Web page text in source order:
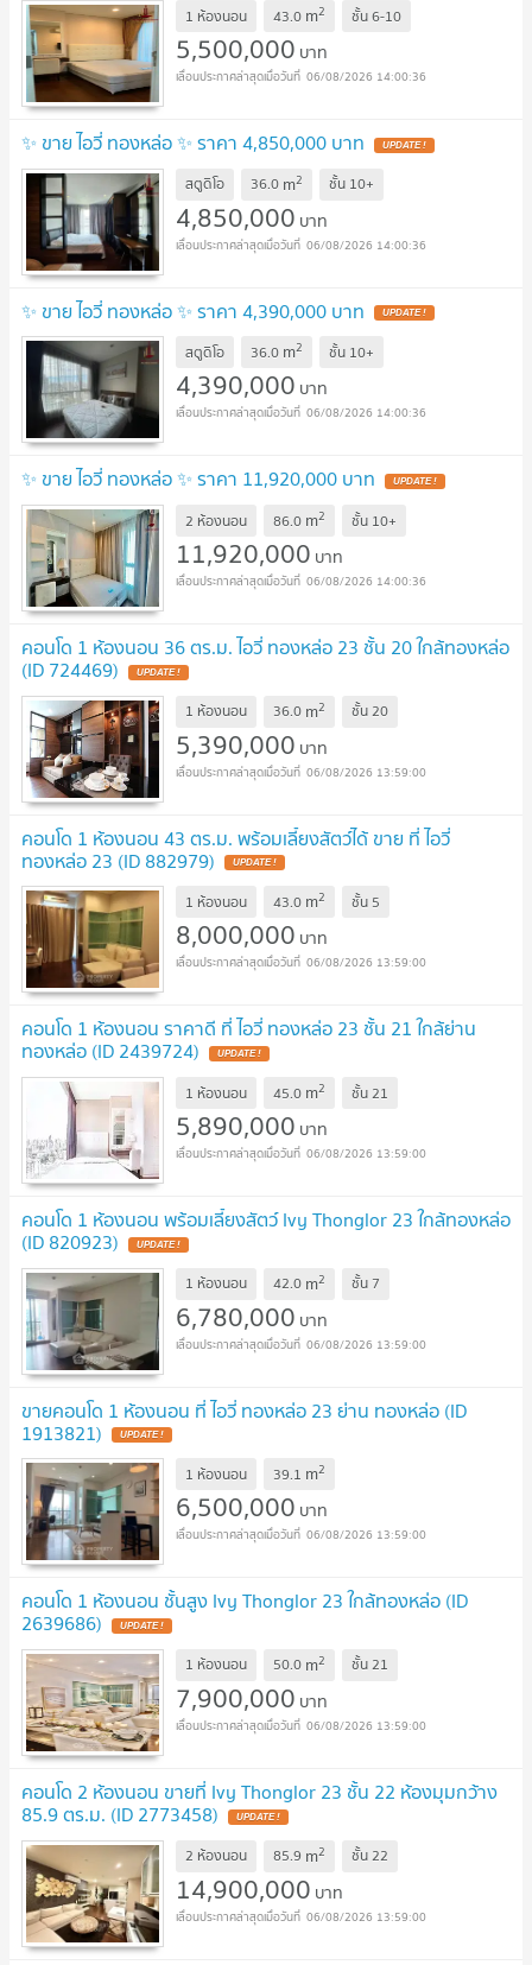
1 ห้องนอน 43.0 m2 ชั้น6-10
5,500,000 บาท
06/08/2026 14:00:36
✨ ขาย ไอวี่ ทองหล่อ ✨ ราคา 4,850,000 บาท UPDATE !
สตูดิโอ 36.0 m2 ชั้น 10+
4,850,000 บาท
06/08/2026 14:00:36
✨ ขาย ไอวี่ ทองหล่อ ✨ ราคา 4,390,000 บาท UPDATE !
สตูดิโอ 36.0 m2 ชั้น 10+
4,390,000 บาท
06/08/2026 14:00:36
✨ ขาย ไอวี่ ทองหล่อ ✨ ราคา 11,920,000 บาท UPDATE !
2 ห้องนอน 86.0 m2 ชั้น 10+
11,920,000 บาท
06/08/2026 14:00:36
คอนโด 1 ห้องนอน 36 ตร.ม. ไอวี่ ทองหล่อ 23 ชั้น 20 ใกล้ทองหล่อ
(ID 724469) UPDATE !
1 ห้องนอน 36.0 m2 ชั้น20
5,390,000 บาท
06/08/2026 13:59:00
คอนโด 1 ห้องนอน 43 ตร.ม. พร้อมเลี้ยงสัตว์ได้ ขาย ที่ ไอวี่
ทองหล่อ 23 (ID 882979) UPDATE !
1 ห้องนอน 43.0 m2 ชั้น 5
8,000,000 บาท
06/08/2026 13:59:00
คอนโด 1 ห้องนอน ราคาดี ที่ ไอวี่ ทองหล่อ 23 ชั้น 21 ใกล้ย่าน
ทองหล่อ (ID 2439724) UPDATE !
1 ห้องนอน 45.0 m2 ชั้น21
5,890,000 บาท
06/08/2026 13:59:00
คอนโด 1 ห้องนอน พร้อมเลี้ยงสัตว์ Ivy Thonglor 23 ใกล้ทองหล่อ
(ID 820923) UPDATE !
1 ห้องนอน 42.0 m2 ชั้น 7
6,780,000 บาท
06/08/2026 13:59:00
ขายคอนโด 1 ห้องนอน ที่ ไอวี่ ทองหล่อ 23 ย่าน ทองหล่อ (ID
1913821) UPDATE !
1 ห้องนอน 39.1 m2
6,500,000 บาท
06/08/2026 13:59:00
คอนโด 1 ห้องนอน ชั้นสูง Ivy Thonglor 23 ใกล้ทองหล่อ (ID
2639686) UPDATE !
1 ห้องนอน 50.0 m2 ชั้น21
7,900,000 บาท
06/08/2026 13:59:00
คอนโด 2 ห้องนอน ขายที่ Ivy Thonglor 23 ชั้น 22 ห้องมุมกว้าง
85.9 ตร.ม. (ID 2773458) UPDATE !
2 ห้องนอน 85.9 m2 ชั้น22
14,900,000 บาท
06/08/2026 13:59:00